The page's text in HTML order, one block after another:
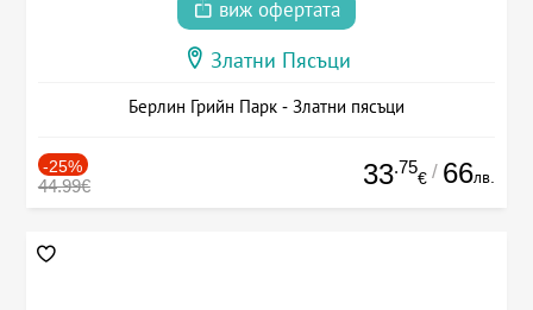
виж офертата
Златни Пясъци
Берлин Грийн Парк - Златни пясъци
-25%
44.99€ 33.75
€ / 66лв.